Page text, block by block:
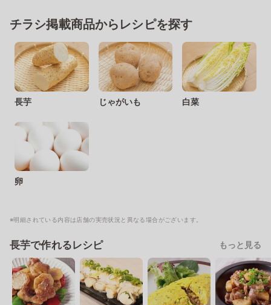
チラシ掲載商品からレシピを探す
長芋 じゃがいも 白菜
卵
※明細されている内容は店舗の実売状況と異なる場合がございます。
長芋で作れるレシピ もっと見る